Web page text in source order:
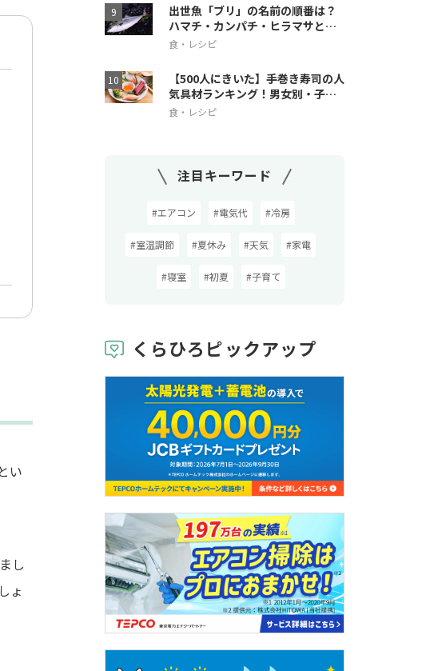
い
し
ょ
出世魚「ブリ」の名前の順番は？
ハマチ・カンパチ・ヒラマサとの
違いも解説
食・レシピ
【500人にきいた】手巻き寿司の人
気具材ランキング！男女別・子ど
も人気も
食・レシピ
注目キーワード
#エアコン #電気代 #冷房
#室温調節 #夏休み #天気 #家電
#寝室 #初夏 #子育て
くらひろピックアップ